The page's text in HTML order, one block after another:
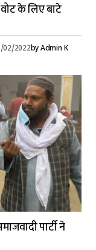
वोट के लिए बाटे
02/2022byAdmin K
पार्टी ने